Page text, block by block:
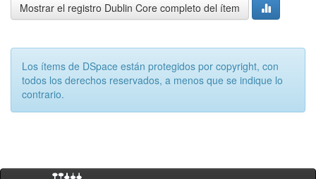
Mostrar el registro Dublin Core completo del ítem
Los ítems de DSpace están protegidos por copyright, con
todos los derechos reservados, a menos que se indique lo
contrario.